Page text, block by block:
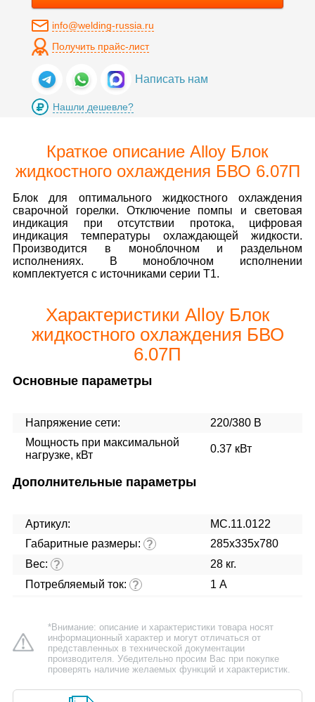
info@welding-russia.ru
Получить прайс-лист
Написать нам
Нашли дешевле?
Краткое описание Alloy Блок
жидкостного охлаждения БВО 6.07П
Блок для оптимального жидкостного охлаждения
сварочной горелки. Отключение помпы и световая
индикация при отсутствии протока, цифровая
индикация температуры охлаждающей жидкости.
Производится в моноблочном и раздельном
исполнениях. В моноблочном исполнении
комплектуется с источниками серии Т1.
Характеристики Alloy Блок
жидкостного охлаждения БВО
6.07П
Основные параметры
Напряжение сети:
220/380 В
Мощность при максимальной
нагрузке, кВт
0.37 кВт
Дополнительные параметры
Артикул:
МС.11.0122
Габаритные размеры: ?
285х335х780
Вес: ?
28 кг.
Потребляемый ток: ? 1 А
*Внимание: описание и характеристики товара носят
информационный характер и могут отличаться от
представленных в технической документации
производителя. Убедительно просим Вас при покупке
проверять наличие желаемых функций и характеристик.